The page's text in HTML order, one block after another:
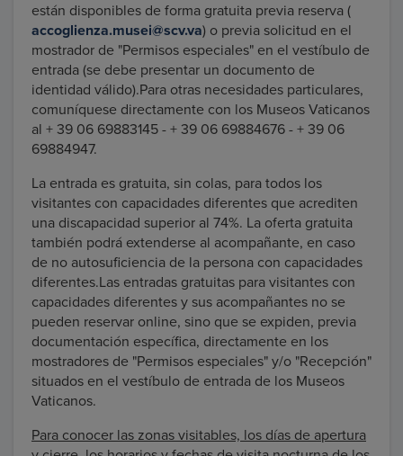
están disponibles de forma gratuita previa reserva (
accoglienza.musei@scv.va) o previa solicitud en el
mostrador de "Permisos especiales" en el vestíbulo de
entrada (se debe presentar un documento de
identidad válido).Para otras necesidades particulares,
comuníquese directamente con los Museos Vaticanos
al + 39 06 69883145 - + 39 06 69884676 - + 39 06
69884947.
La entrada es gratuita, sin colas, para todos los
visitantes con capacidades diferentes que acrediten
una discapacidad superior al 74%. La oferta gratuita
también podrá extenderse al acompañante, en caso
de no autosuficiencia de la persona con capacidades
diferentes.Las entradas gratuitas para visitantes con
capacidades diferentes y sus acompañantes no se
pueden reservar online, sino que se expiden, previa
documentación específica, directamente en los
mostradores de "Permisos especiales" y/o "Recepción"
situados en el vestíbulo de entrada de los Museos
Vaticanos.
Para conocer las zonas visitables, los días de apertura